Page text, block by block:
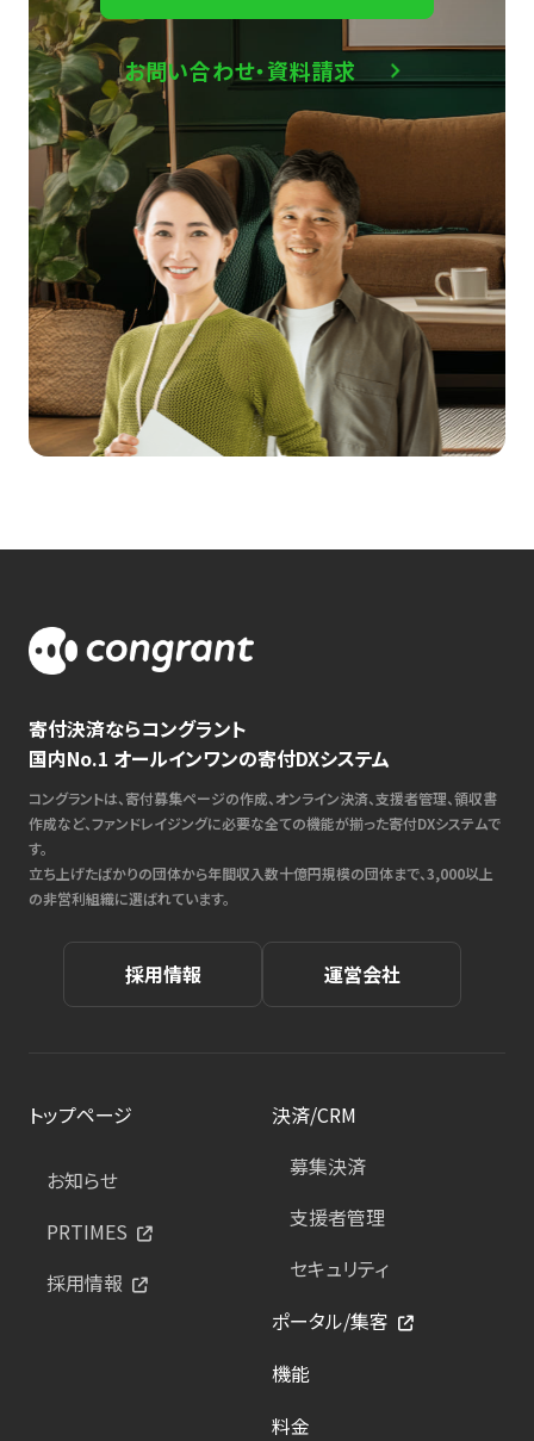
お問い合わせ・資料請求
寄付決済ならコングラント
国内No.1 オールインワンの寄付DXシステム
コングラントは、寄付募集ページの作成、オンライン決済、支援者管理、領収書
作成など、ファンドレイジングに必要な全ての機能が揃った寄付DXシステムで
す。
立ち上げたばかりの団体から年間収入数十億円規模の団体まで、3,000以上
の非営利組織に選ばれています。
採用情報 運営会社
トップページ
お知らせ
PRTIMES
採用情報
決済/CRM
募集決済
支援者管理
セキュリティ
ポータル/集客
機能
料金